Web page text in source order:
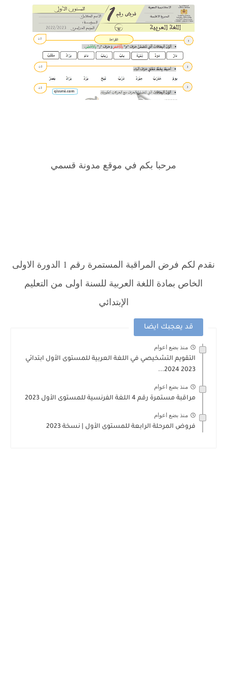
مرحبا بكم في موقع مدونة قسمي
نقدم لكم فرض المراقبة المستمرة رقم 1 الدورة الاولى
الخاص بمادة اللغة العربية للسنة اولى من التعليم
الإبتدائي
قد يعجبك ايضا
منذ بضع اعوام
التقويم التشخيصي في اللغة العربية للمستوى الأول ابتدائي
2023 2024...
منذ بضع اعوام
مراقبة مستمرة رقم 4 اللغة الفرنسية للمستوى الأول 2023
منذ بضع اعوام
فروض المرحلة الرابعة للمستوى الأول | نسخة 2023